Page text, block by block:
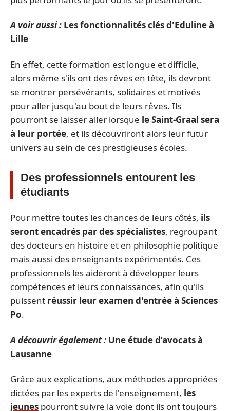
A voir aussi : Les fonctionnalités clés d'Eduline à
Lille
En effet, cette formation est longue et difficile,
alors même s'ils ont des rêves en tête, ils devront
se montrer persévérants, solidaires et motivés
pour aller jusqu'au bout de leurs rêves. Ils
pourront se laisser aller lorsque le Saint-Graal sera
à leur portée, et ils découvriront alors leur futur
univers au sein de ces prestigieuses écoles.
Des professionnels entourent les
étudiants
Pour mettre toutes les chances de leurs côtés, ils
seront encadrés par des spécialistes, regroupant
des docteurs en histoire et en philosophie politique
mais aussi des enseignants expérimentés. Ces
professionnels les aideront à développer leurs
compétences et leurs connaissances, afin qu'ils
puissent réussir leur examen d'entrée à Sciences
Po.
A découvrir également : Une étude d’avocats à
Lausanne
Grâce aux explications, aux méthodes appropriées
dictées par les experts de l'enseignement, les
jeunes pourront suivre la voie dont ils ont toujours